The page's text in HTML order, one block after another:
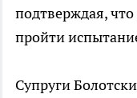
подтверждая,
пройти
Супруги